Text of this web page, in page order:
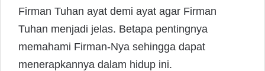
Firman Tuhan ayat demi ayat agar Firman
Tuhan menjadi jelas. Betapa pentingnya
memahami Firman-Nya sehingga dapat
menerapkannya dalam hidup ini.